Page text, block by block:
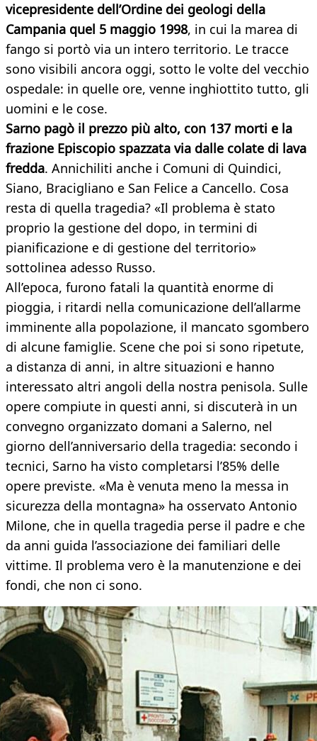
vicepresidente dell’Ordine dei geologi della
Campania quel 5 maggio 1998, in cui la marea di
fango si portò via un intero territorio. Le tracce
sono visibili ancora oggi, sotto le volte del vecchio
ospedale: in quelle ore, venne inghiottito tutto, gli
uomini e le cose.
Sarno pagò il prezzo più alto, con 137 morti e la
frazione Episcopio spazzata via dalle colate di lava
fredda. Annichiliti anche i Comuni di Quindici,
Siano, Bracigliano e San Felice a Cancello. Cosa
resta di quella tragedia? «Il problema è stato
proprio la gestione del dopo, in termini di
pianificazione e di gestione del territorio»
sottolinea adesso Russo.
All’epoca, furono fatali la quantità enorme di
pioggia, i ritardi nella comunicazione dell’allarme
imminente alla popolazione, il mancato sgombero
di alcune famiglie. Scene che poi si sono ripetute,
a distanza di anni, in altre situazioni e hanno
interessato altri angoli della nostra penisola. Sulle
opere compiute in questi anni, si discuterà in un
convegno organizzato domani a Salerno, nel
giorno dell’anniversario della tragedia: secondo i
tecnici, Sarno ha visto completarsi l’85% delle
opere previste. «Ma è venuta meno la messa in
sicurezza della montagna» ha osservato Antonio
Milone, che in quella tragedia perse il padre e che
da anni guida l’associazione dei familiari delle
vittime. Il problema vero è la manutenzione e dei
fondi, che non ci sono.